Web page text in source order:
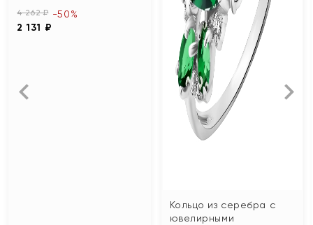
4 262 ₽
2 131 ₽
-50%
Кольцо из серебра с
ювелирными